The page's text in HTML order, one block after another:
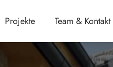
Projekte Team & Kontakt